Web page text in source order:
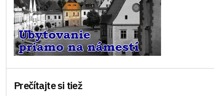
Prečítajte si tiež